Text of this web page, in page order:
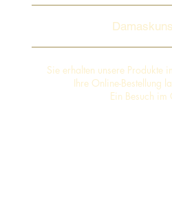
Sie erhalten unsere Produkte
Ihre Online-Bestellung
Ein Besuch